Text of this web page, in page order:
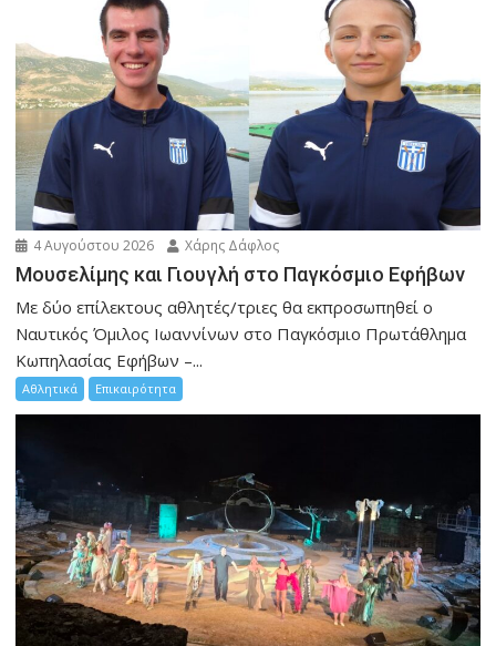
4 Αυγούστου 2026 Χάρης Δάφλος
Μουσελίμης και Γιουγλή στο Παγκόσμιο Εφήβων
Mε δύο επίλεκτους αθλητές/τριες θα εκπροσωπηθεί ο
Ναυτικός Όμιλος Ιωαννίνων στο Παγκόσμιο Πρωτάθλημα
Κωπηλασίας Εφήβων –...
Αθλητικά Επικαιρότητα